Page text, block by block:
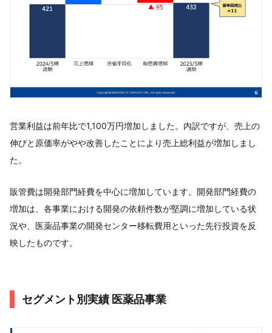
営業利益は前年比で1,100万円増加しました。内訳ですが、売上の
伸びと原価率がやや改善したことにより売上総利益が増加しまし
た。
販管費は開発部門経費を中心に増加しています。開発部門経費の
増加は、各事業における開発の依頼件数が堅調に増加している状
況や、医薬品事業の開発センター移転費用といった先行投資を反
映したものです。
セグメント別実績 医薬品事業